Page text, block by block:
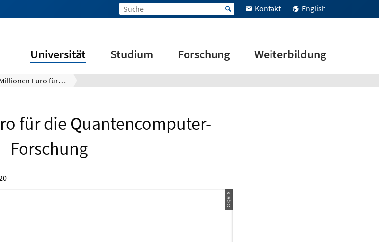
Kontakt English
Universität Studium Forschung Weiterbildung
25 Millionen Euro für die Quantencomputer-Forschung
für die Quantencomputer-
Forschung
© QVLS